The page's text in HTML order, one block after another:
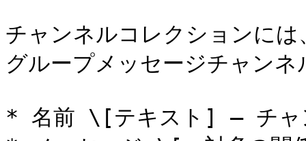
チャンネルコレクションに
グループメッセージチャン
* 名前 \[テキスト] — チャ